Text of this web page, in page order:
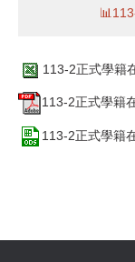
113-2正式學籍
113-2正式學籍
113-2正式學籍